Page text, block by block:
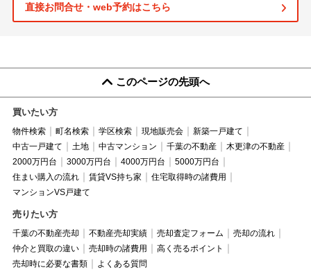
直接お問合せ・web予約はこちら
このページの先頭へ
買いたい方
物件検索 町名検索 学区検索 現地販売会
新築一戸建て
中古一戸建て
土地 中古マンション 千葉の不動産
木更津の不動産
2000万円台
3000万円台 4000万円台
5000万円台
住まい購入の流れ
賃貸VS持ち家
住宅取得時の諸費用
マンションVS戸建て
売りたい方
千葉の不動産売却 不動産売却実績 売却査定フォーム
売却の流れ
仲介と買取の違い
売却時の諸費用
高く売るポイント
売却時に必要な書類
よくある質問